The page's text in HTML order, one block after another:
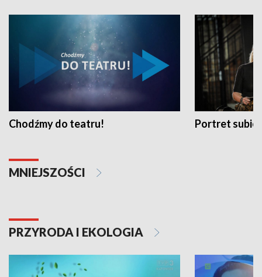
Chodźmy do teatru! Portret
MNIEJSZOŚCI
PRZYRODA I EKOLOGIA